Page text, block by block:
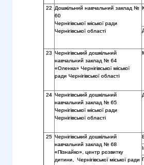
22
Дошкільний навчальний заклад №
60
Чернігівської міської ради
Чернігівської області
23 Чернігівський дошкільний
навчальний заклад № 64
«Оленка» Чернігівської міської
ради Чернігівської області
24 Чернігівський дошкільний
навчальний заклад № 65
Чернігівської міської ради
Чернігівської області
25 Чернігівський дошкільний
навчальний заклад № 68
«Пізнайко», центр розвитку
дитини, Чернігівської міської ради